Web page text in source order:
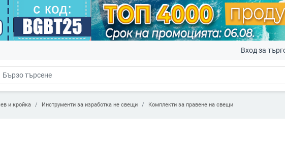
Вход за
и кройка Инструменти за изработка не свещи Комплекти за правене на свещи